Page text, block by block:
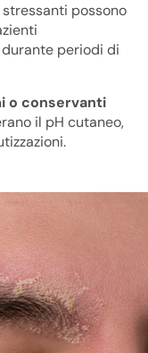
possono
periodi di
o conservanti
il pH cutaneo,